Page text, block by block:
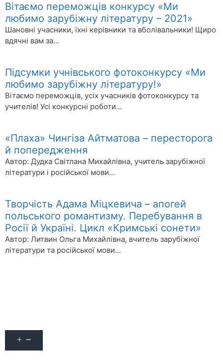
Вітаємо переможців конкурсу «Ми
любимо зарубіжну літературу – 2021»
Шановні учасники, їхні керівники та вболівальники! Щиро
вдячні вам за...
Підсумки учнівського фотоконкурсу «Ми
любимо зарубіжну літературу!»
Вітаємо переможців, усіх учасників фотоконкурсу та
учителів! Усі конкурсні роботи...
«Плаха» Чингіза Айтматова – пересторога
й попередження
Автор: Дудка Світлана Михайлівна, учитель зарубіжної
літератури і російської мови...
Творчість Адама Міцкевича – апогей
польського романтизму. Перебування в
Росії й Україні. Цикл «Кримські сонети»
Автор: Литвин Ольга Михайлівна, вчитель зарубіжної
літератури та російської мови...